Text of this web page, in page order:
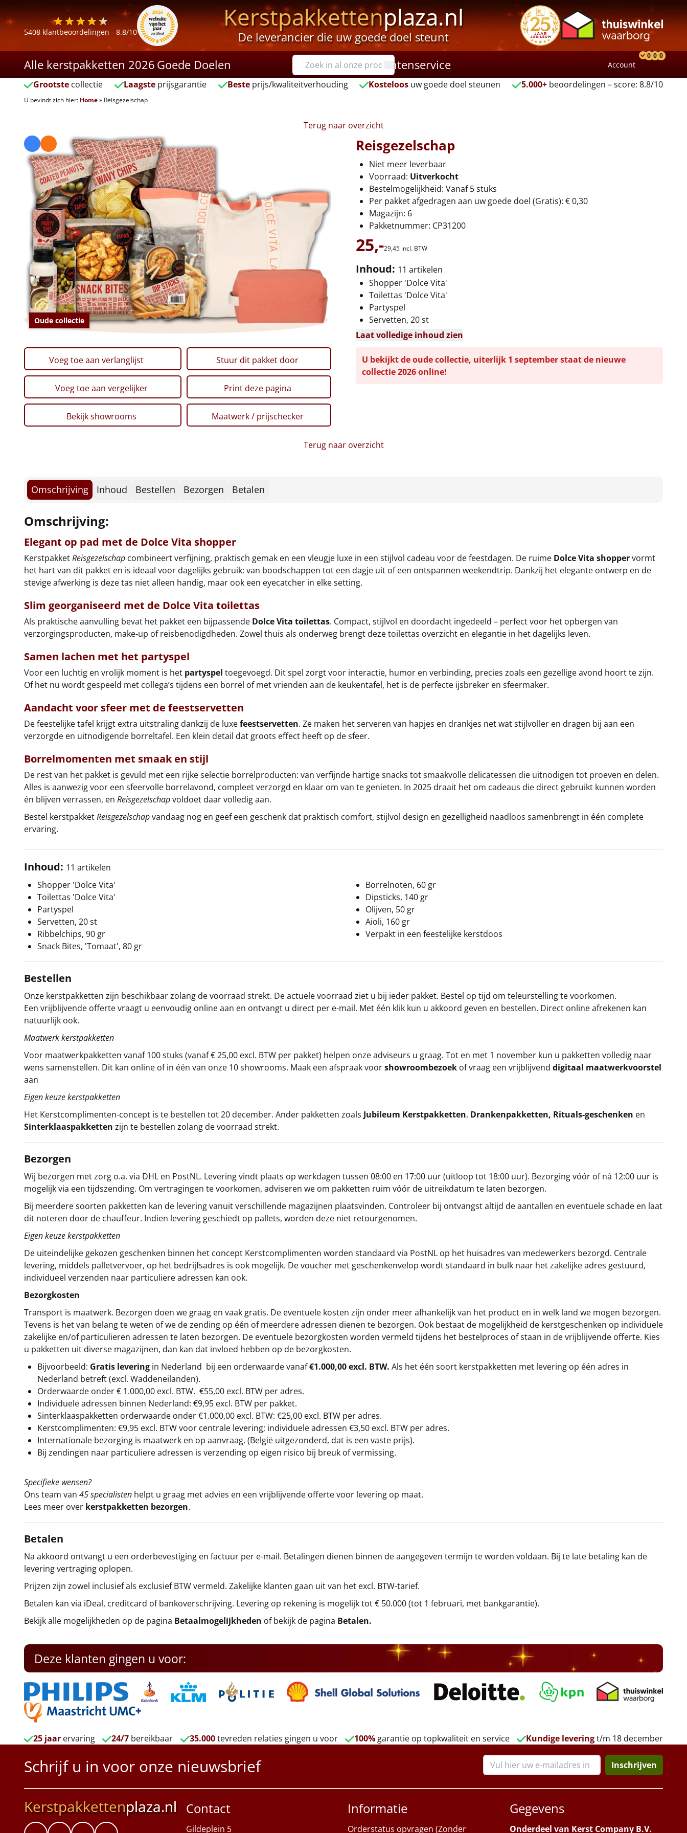
5408 klantbeoordelingen - 8.8/10 Kerstpakkettenplaza.nl
De leverancier die uw goede doel steunt
Alle kerstpakketten 2026 Goede Doelen Klantenservice Account
0 0 0
Grootste collectie Laagsteprijsgarantie Besteprijs/kwaliteitverhouding Kosteloos uw goede doel steunen 5.000+ beoordelingen – score: 8.8/10
U bevindt zich hier: Home» Reisgezelschap
Terug naar overzicht
Oude collectie
Reisgezelschap
Niet meer leverbaar
Voorraad: Uitverkocht
Bestelmogelijkheid: Vanaf 5 stuks
Per pakket afgedragen aan uw goede doel (Gratis): € 0,30
Magazijn: 6
Pakketnummer: CP31200
25,-29,45 incl. BTW
Inhoud: 11 artikelen
Shopper 'Dolce Vita'
Toilettas 'Dolce Vita'
Partyspel
Servetten, 20 st
Laat volledige inhoud zien
Voeg toe aan verlanglijst Stuur dit pakket door
Voeg toe aan vergelijker Print deze pagina
Bekijk showrooms Maatwerk / prijschecker
U bekijkt de oude collectie, uiterlijk 1 september staat de nieuwe
collectie 2026 online!
Terug naar overzicht
Omschrijving Inhoud Bestellen Bezorgen Betalen
Omschrijving:
Elegant op pad met de Dolce Vita shopper
KerstpakketReisgezelschap combineert verfijning, praktisch gemak en een vleugje luxe in een stijlvol cadeau voor de feestdagen. De ruime Dolce Vita shoppervormt
het hart van dit pakket en is ideaal voor dagelijks gebruik: van boodschappen tot een dagje uit of een ontspannen weekendtrip. Dankzij het elegante ontwerp en de
stevige afwerking is deze tas niet alleen handig, maar ook een eyecatcher in elke setting.
Slim georganiseerd met de Dolce Vita toilettas
Als praktische aanvulling bevat het pakket een bijpassende Dolce Vita toilettas. Compact, stijlvol en doordacht ingedeeld – perfect voor het opbergen van
verzorgingsproducten, make-up of reisbenodigdheden. Zowel thuis als onderweg brengt deze toilettas overzicht en elegantie in het dagelijks leven.
Samen lachen met het partyspel
Voor een luchtig en vrolijk moment is het partyspel toegevoegd. Dit spel zorgt voor interactie, humor en verbinding, precies zoals een gezellige avond hoort te zijn.
Of het nu wordt gespeeld met collega’s tijdens een borrel of met vrienden aan de keukentafel, het is de perfecte ijsbreker en sfeermaker.
Aandacht voor sfeer met de feestservetten
De feestelijke tafel krijgt extra uitstraling dankzij de luxefeestservetten. Ze maken het serveren van hapjes en drankjes net wat stijlvoller en dragen bij aan een
verzorgde en uitnodigende borreltafel. Een klein detail dat groots effect heeft op de sfeer.
Borrelmomenten met smaak en stijl
De rest van het pakket is gevuld met een rijke selectie borrelproducten: van verfijnde hartige snacks tot smaakvolle delicatessen die uitnodigen tot proeven en delen.
Alles is aanwezig voor een sfeervolle borrelavond, compleet verzorgd en klaar om van te genieten. In 2025 draait het om cadeaus die direct gebruikt kunnen worden
én blijven verrassen, en Reisgezelschapvoldoet daar volledig aan.
Bestel kerstpakketReisgezelschapvandaag nog en geef een geschenk dat praktisch comfort, stijlvol design en gezelligheid naadloos samenbrengt in één complete
ervaring.
Inhoud: 11 artikelen
Shopper 'Dolce Vita'
Toilettas 'Dolce Vita'
Partyspel
Servetten, 20 st
Ribbelchips, 90 gr
Snack Bites, 'Tomaat', 80 gr
Borrelnoten, 60 gr
Dipsticks, 140 gr
Olijven, 50 gr
Aioli, 160 gr
Verpakt in een feestelijke kerstdoos
Bestellen
Onze kerstpakketten zijn beschikbaar zolang de voorraad strekt. De actuele voorraad ziet u bij ieder pakket. Bestel op tijd om teleurstelling te voorkomen.
Een vrijblijvende offerte vraagt u eenvoudig online aan en ontvangt u direct per e-mail. Met één klik kun u akkoord geven en bestellen. Direct online afrekenen kan
natuurlijk ook.
Maatwerk kerstpakketten
Voor maatwerkpakketten vanaf 100 stuks (vanaf € 25,00 excl. BTW per pakket) helpen onze adviseurs u graag. Tot en met 1 november kun u pakketten volledig naar
wens samenstellen. Dit kan online of in één van onze 10 showrooms. Maak een afspraak voorshowroombezoek of vraag een vrijblijvend digitaal maatwerkvoorstel
aan
Eigen keuze kerstpakketten
Het Kerstcomplimenten-concept is te bestellen tot 20 december. Ander pakketten zoals Jubileum Kerstpakketten, Drankenpakketten, Rituals-geschenken en
Sinterklaaspakketten zijn te bestellen zolang de voorraad strekt.
Bezorgen
Wij bezorgen met zorg o.a. via DHL en PostNL. Levering vindt plaats op werkdagen tussen 08:00 en 17:00 uur (uitloop tot 18:00 uur). Bezorging vóór of ná 12:00 uur is
mogelijk via een tijdszending. Om vertragingen te voorkomen, adviseren we om pakketten ruim vóór de uitreikdatum te laten bezorgen.
Bij meerdere soorten pakketten kan de levering vanuit verschillende magazijnen plaatsvinden. Controleer bij ontvangst altijd de aantallen en eventuele schade en laat
dit noteren door de chauffeur. Indien levering geschiedt op pallets, worden deze niet retourgenomen.
Eigen keuze kerstpakketten
De uiteindelijke gekozen geschenken binnen het concept Kerstcomplimenten worden standaard via PostNL op het huisadres van medewerkers bezorgd. Centrale
levering, middels palletvervoer, op het bedrijfsadres is ook mogelijk. De voucher met geschenkenvelop wordt standaard in bulk naar het zakelijke adres gestuurd,
individueel verzenden naar particuliere adressen kan ook.
Bezorgkosten
Transport is maatwerk. Bezorgen doen we graag en vaak gratis. De eventuele kosten zijn onder meer afhankelijk van het product en in welk land we mogen bezorgen.
Tevens is het van belang te weten of we de zending op één of meerdere adressen dienen te bezorgen. Ook bestaat de mogelijkheid de kerstgeschenken op individuele
zakelijke en/of particulieren adressen te laten bezorgen. De eventuele bezorgkosten worden vermeld tijdens het bestelproces of staan in de vrijblijvende offerte. Kies
u pakketten uit diverse magazijnen, dan kan dat invloed hebben op de bezorgkosten.
Bijvoorbeeld: Gratis levering in Nederland bij een orderwaarde vanaf€1.000,00 excl. BTW. Als het één soort kerstpakketten met levering op één adres in
Nederland betreft (excl. Waddeneilanden).
Orderwaarde onder € 1.000,00 excl. BTW. €55,00 excl. BTW per adres.
Individuele adressen binnen Nederland: €9,95 excl. BTW per pakket.
Sinterklaaspakketten orderwaarde onder €1.000,00 excl. BTW: €25,00 excl. BTW per adres.
Kerstcomplimenten: €9,95 excl. BTW voor centrale levering; individuele adressen €3,50 excl. BTW per adres.
Internationale bezorging is maatwerk en op aanvraag. (België uitgezonderd, dat is een vaste prijs).
Bij zendingen naar particuliere adressen is verzending op eigen risico bij breuk of vermissing.
Specifieke wensen?
Ons team van 45 specialisten helpt u graag met advies en een vrijblijvende offerte voor levering op maat.
Lees meer over kerstpakketten bezorgen.
Betalen
Na akkoord ontvangt u een orderbevestiging en factuur per e-mail. Betalingen dienen binnen de aangegeven termijn te worden voldaan. Bij te late betaling kan de
levering vertraging oplopen.
Prijzen zijn zowel inclusief als exclusief BTW vermeld. Zakelijke klanten gaan uit van het excl. BTW-tarief.
Betalen kan via iDeal, creditcard of bankoverschrijving. Levering op rekening is mogelijk tot € 50.000 (tot 1 februari, met bankgarantie).
Bekijk alle mogelijkheden op de pagina Betaalmogelijkheden of bekijk de pagina Betalen.
Deze klanten gingen u voor:
25 jaar ervaring 24/7 bereikbaar 35.000tevreden relaties gingen u voor 100%garantie op topkwaliteit en service Kundige leveringt/m 18 december
Schrijf u in voor onze nieuwsbrief Inschrijven
Kerstpakkettenplaza.nl Contact
Gildeplein 5
Informatie
Orderstatus opvragen (Zonder
Gegevens
Onderdeel van Kerst Company B.V.